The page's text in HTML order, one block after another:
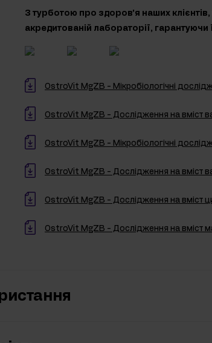
З турботою про здоров'я наших
акредитованій лабораторії, гарантуючи
OstroVit MgZB - Мікробіологічні
OstroVit MgZB - Дослідження на вміст
OstroVit MgZB - Мікробіологічні
OstroVit MgZB - Дослідження на вміст
OstroVit MgZB - Дослідження на вміст
OstroVit MgZB - Дослідження на вміст